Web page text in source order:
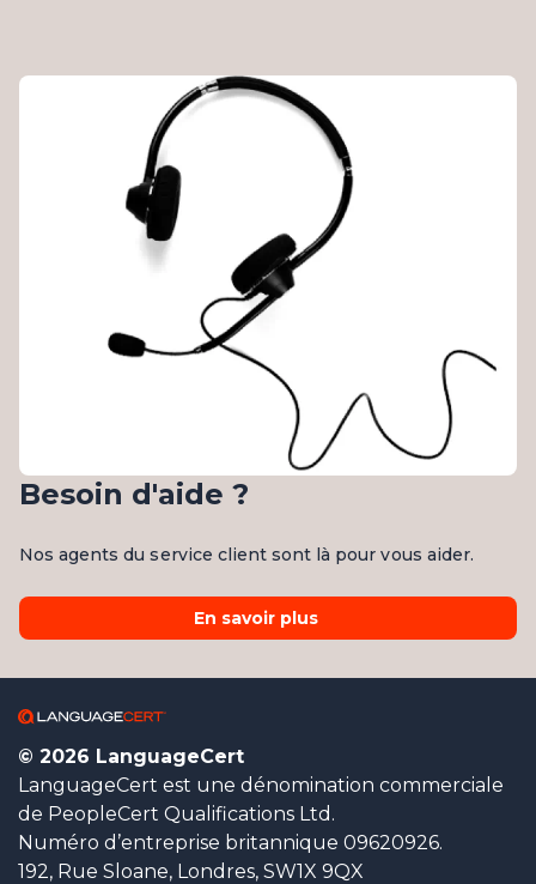
Besoin d'aide ?
Nos agents du service client sont là pour vous aider.
En savoir plus
© 2026 LanguageCert
LanguageCert est une dénomination commerciale
de PeopleCert Qualifications Ltd.
Numéro d’entreprise britannique 09620926.
192, Rue Sloane, Londres, SW1X 9QX